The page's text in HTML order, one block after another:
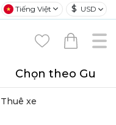
Tiếng Việt $ USD
Chọn theo Gu
Thuê xe